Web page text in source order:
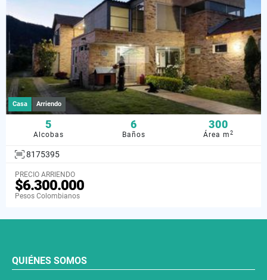
Casa Arriendo
5
Alcobas
6
Baños
300
Área m2
8175395
PRECIO ARRIENDO
$6.300.000
Pesos Colombianos
QUIÉNES SOMOS